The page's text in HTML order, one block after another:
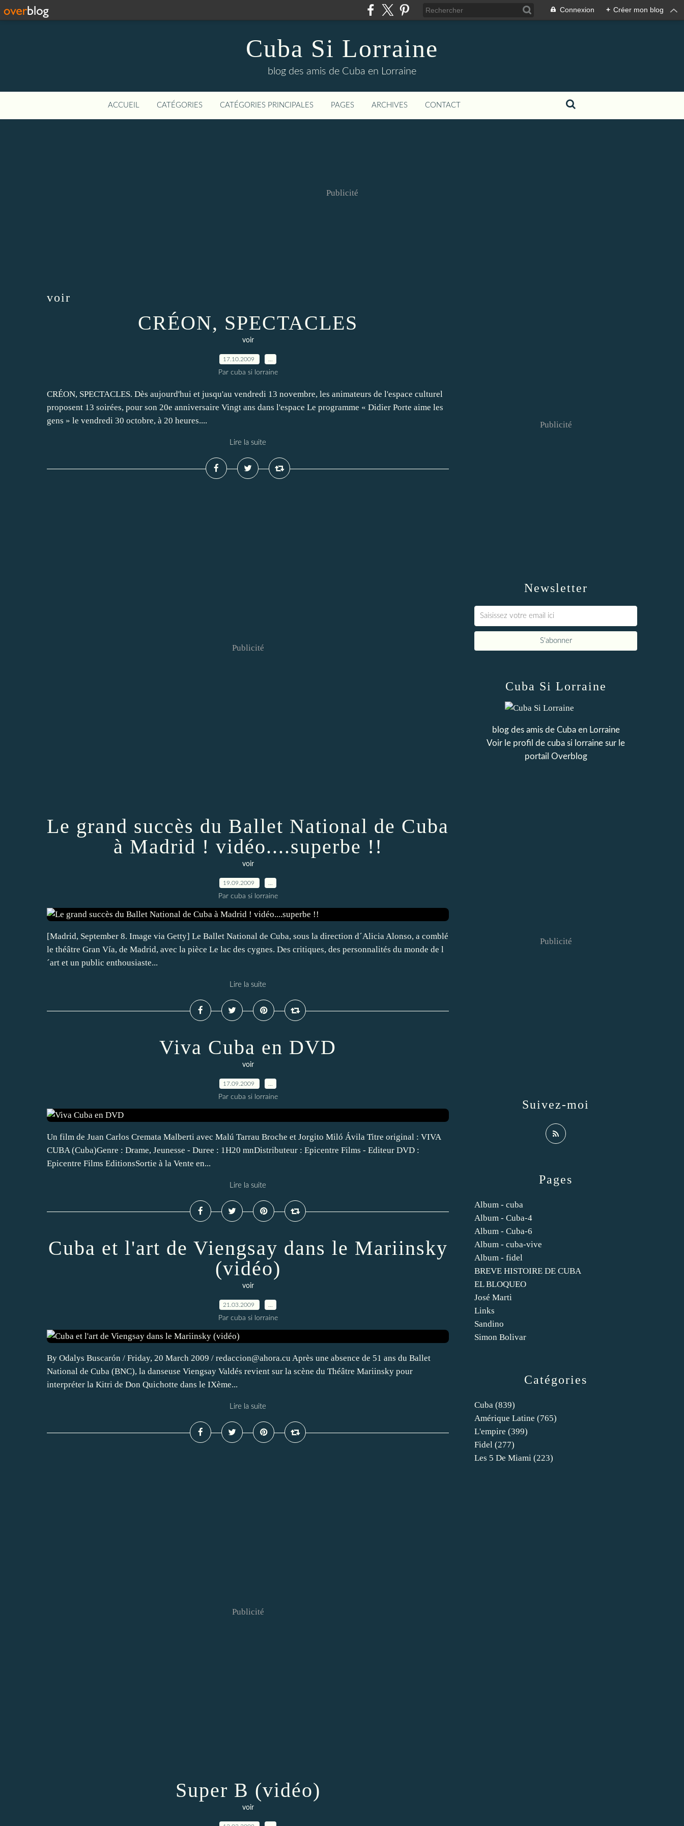
Connexion + Créer mon blog
Cuba Si Lorraine
blog des amis de Cuba en Lorraine
ACCUEIL CATÉGORIES CATÉGORIES PRINCIPALES PAGES ARCHIVES CONTACT
Publicité
voir
CRÉON, SPECTACLES
voir
17.10.2009
Par cuba si lorraine
CRÉON, SPECTACLES. Dès aujourd'hui et jusqu'au vendredi 13 novembre, les animateurs de l'espace culturel
proposent 13 soirées, pour son 20e anniversaire Vingt ans dans l'espace Le programme « Didier Porte aime les
gens » le vendredi 30 octobre, à 20 heures....
Lire la suite
Publicité
Le grand succès du Ballet National de Cuba
à Madrid ! vidéo....superbe !!
voir
19.09.2009
Par cuba si lorraine
[Madrid, September 8. Image via Getty] Le Ballet National de Cuba, sous la direction d´Alicia Alonso, a comblé
le théâtre Gran Vía, de Madrid, avec la pièce Le lac des cygnes. Des critiques, des personnalités du monde de l
´art et un public enthousiaste...
Lire la suite
Viva Cuba en DVD
voir
17.09.2009
Par cuba si lorraine
Un film de Juan Carlos Cremata Malberti avec Malú Tarrau Broche et Jorgito Miló Ávila Titre original : VIVA
CUBA (Cuba)Genre : Drame, Jeunesse - Duree : 1H20 mnDistributeur : Epicentre Films - Editeur DVD :
Epicentre Films EditionsSortie à la Vente en...
Lire la suite
Cuba et l'art de Viengsay dans le Mariinsky
(vidéo)
voir
21.03.2009
Par cuba si lorraine
By Odalys Buscarón / Friday, 20 March 2009 / redaccion@ahora.cu Après une absence de 51 ans du Ballet
National de Cuba (BNC), la danseuse Viengsay Valdés revient sur la scène du Théâtre Mariinsky pour
interpréter la Kitri de Don Quichotte dans le IXème...
Lire la suite
Publicité
Super B (vidéo)
voir
Newsletter
Publicité
Catégories
Cuba (839)
Amérique Latine (765)
L'empire (399)
Fidel (277)
Les 5 De Miami (223)
Pages
Album - cuba
Album - Cuba-4
Album - Cuba-6
Album - cuba-vive
Album - fidel
BREVE HISTOIRE DE CUBA
EL BLOQUEO
José Marti
Links
Sandino
Simon Bolivar
Cuba Si Lorraine
blog des amis de Cuba en Lorraine
Voir le profil de cuba si lorraine sur le
portail Overblog
Suivez-moi
Publicité